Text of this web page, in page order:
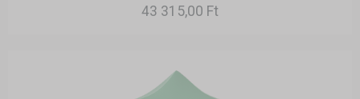
43 315,00 Ft